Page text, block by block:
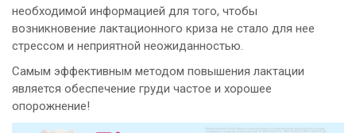
необходимой информацией для того, чтобы
возникновение лактационного криза не стало для нее
стрессом и неприятной неожиданностью.
Самым эффективным методом повышения лактации
является обеспечение груди частое и хорошее
опорожнение!